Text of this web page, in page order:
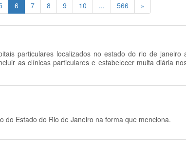
6 7 8 9 10 ... 566 »
particulares localizados no estado do rio de janeiro
as clínicas particulares e estabelecer multa diária
do Estado do Rio de Janeiro na forma que menciona.